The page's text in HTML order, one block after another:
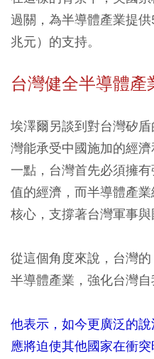
過關，為半導體產業提
兆元）的支持。
台灣健全半導體產
埃澤爾另談到對台灣矽
灣能承受中國施加的經
一點，台灣首先必須擁
值的經濟，而半導體產
核心，支撐著台灣軍事與
從這個角度來說，台灣
半導體產業，強化台灣自
他表示，如今更廣泛的
應將迫使其他國家在衝